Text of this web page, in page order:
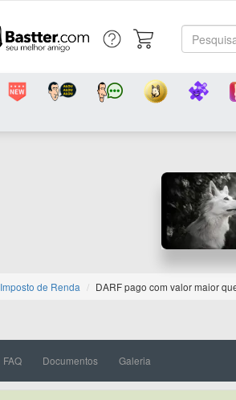
Imposto de Renda DARF pago com valor maior
FAQ Documentos Galeria